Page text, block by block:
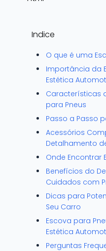
Indice
O que é uma
Importância da
Estética
Características
para Pneus
Passo a Passo
Acessórios
Detalhamento
Onde Encontrar
Benefícios do
Cuidados com
Dicas para
Seu Carro
Escova para
Estética
Perguntas